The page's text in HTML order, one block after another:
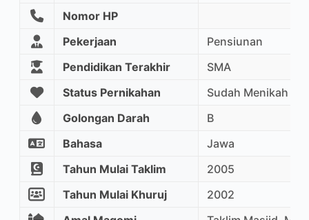
Nomor HP
Pekerjaan
Pensiunan
Pendidikan Terakhir
SMA
Status Pernikahan
Sudah Menikah
Golongan Darah
B
Bahasa
Jawa
Tahun Mulai Taklim
2005
Tahun Mulai Khuruj
2002